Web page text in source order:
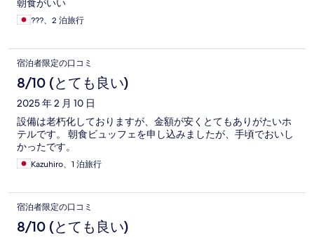
朝食がいい
???、2 泊旅行
宿泊者限定の口コミ
8/10 (とても良い)
2025 年 2 月 10 日
設備は老朽化しておりますが、金額が安くとてもありがたいホ
テルです。 朝食ビュッフェを申し込みましたが、手頃でおいし
かったです。
Kazuhiro、1 泊旅行
宿泊者限定の口コミ
8/10 (とても良い)